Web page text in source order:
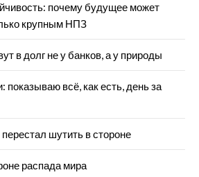
почему будущее может
крупным НПЗ
в долг не у банков, а у природы
показываю всё, как есть, день за
шутить в стороне
распада мира